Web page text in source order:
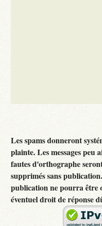
Les spams donneront
plainte. Les messages peu
fautes d'orthographe
supprimés sans
publication ne pourra être
éventuel droit de réponse